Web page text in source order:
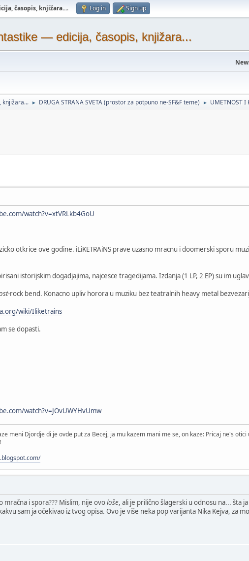
časopis, knjižara.... Log in Sign up
— edicija, časopis, knjižara...
knjižara... ► DRUGA STRANA SVETA (prostor za potpuno ne-SF&F teme) ► UMETNOST I
watch?v=xtVRLkb4GoU
otkrice ove godine. iLiKETRAiNS prave uzasno mracnu i doomerski sporu
istorijskim dogadjajima, najcesce tragedijama. Izdanja (1 LP, 2 EP) su im
rock bend. Konacno upliv horora u muziku bez teatralnih heavy metal
wiki/Iliketrains
se dopasti.
watch?v=JOvUWYHvUmw
meni Djordje di je ovde put za Becej, ja mu kazem mani me se, on kaze: Pricaj ne's otici
mračna i spora??? Mislim, nije ovološe, ali je prilično šlagerski u odnosu na... šta
sam ja očekivao iz tvog opisa. Ovo je više neka pop varijanta Nika Kejva, za